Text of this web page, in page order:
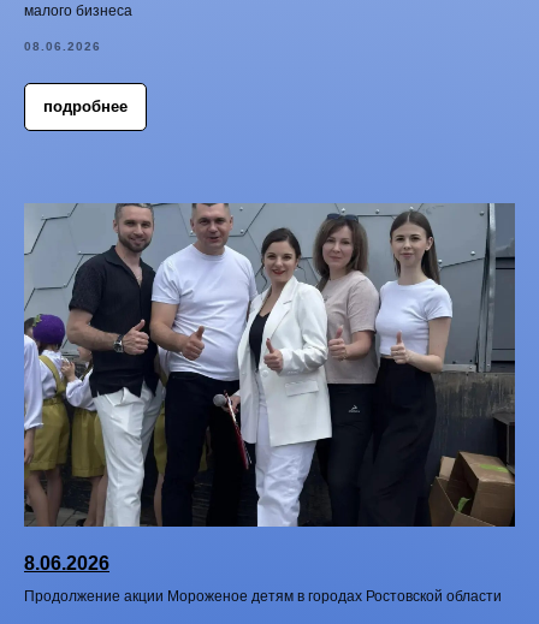
малого бизнеса
08.06.2026
подробнее
8.06.2026
Продолжение акции Мороженое детям в городах Ростовской области